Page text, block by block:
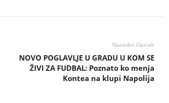
Naredni članak
NOVO POGLAVLJE U GRADU U KOM SE
ŽIVI ZA FUDBAL: Poznato ko menja
Kontea na klupi Napolija